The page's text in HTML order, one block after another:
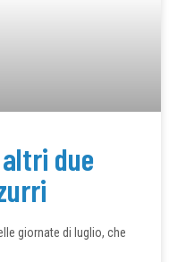
due
giornate di luglio, che